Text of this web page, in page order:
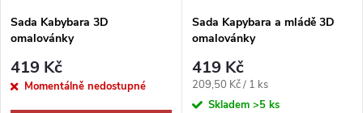
Sada Kabybara 3D
omalovánky
419 Kč
Momentálně nedostupné
Sada Kapybara a mládě 3D
omalovánky
419 Kč
Měrná
cena:
209,50 Kč / 1 ks
Skladem >5 ks